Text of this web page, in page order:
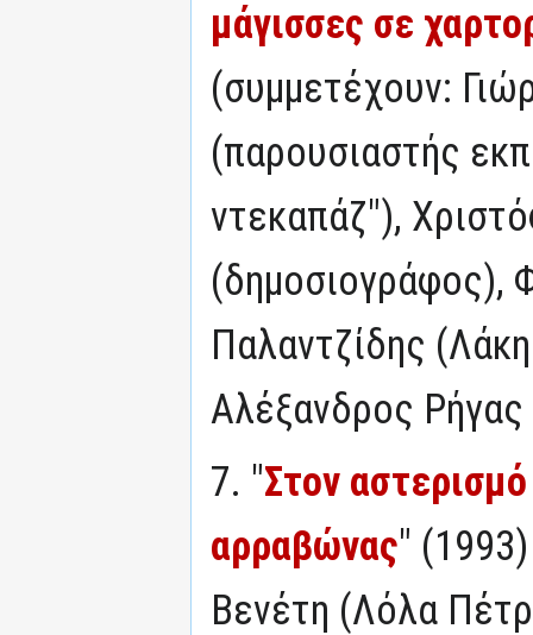
μάγισσες σε
(συμμετέχουν:
(παρουσιαστής
ντεκαπάζ"),
(δημοσιογράφος),
Παλαντζίδης
Αλέξανδρος
7. "Στον
αρραβώνας"
Βενέτη (Λόλα